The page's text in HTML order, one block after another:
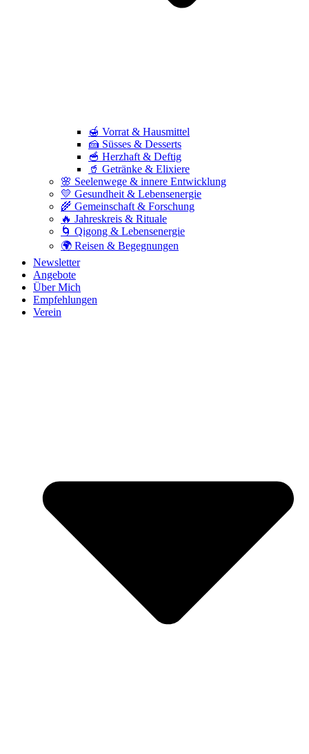
🍯 Vorrat & Hausmittel
🍰 Süsses & Desserts
🥣 Herzhaft & Deftig
🥤 Getränke & Elixiere
🌸 Seelenwege & innere Entwicklung
💛 Gesundheit & Lebensenergie
🌾 Gemeinschaft & Forschung
🔥 Jahreskreis & Rituale
🌀 Qigong & Lebensenergie
🌍 Reisen & Begegnungen
Newsletter
Angebote
Über Mich
Empfehlungen
Verein